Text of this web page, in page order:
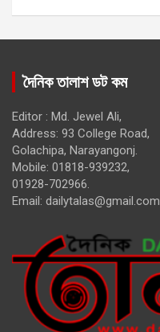
দৈনিক তালাশ ডট কম
Editor : Md. Jewel Ali,
Address: 93 College Road,
Golachipa, Narayangonj.
Mobile: 01818-939232,
01928-702966.
Email: dailytalas@gmail.com